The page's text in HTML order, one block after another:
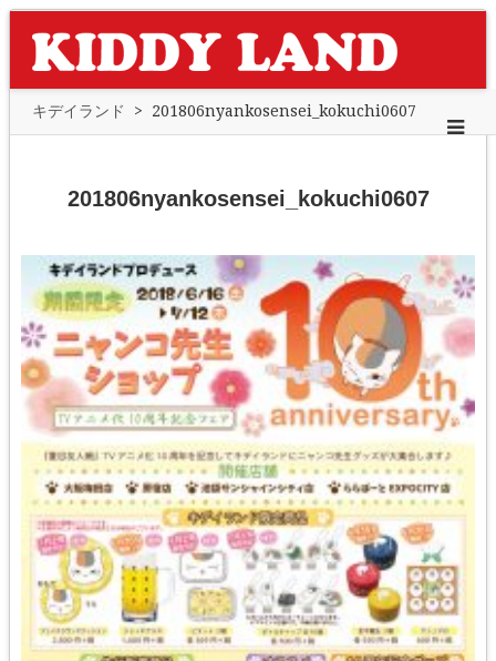
キデイランド > 201806nyankosensei_kokuchi0607
201806nyankosensei_kokuchi0607